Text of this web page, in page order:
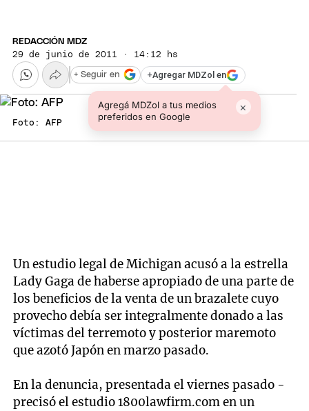
REDACCIÓN MDZ
29 de junio de 2011 · 14:12 hs
+Agregar MDZol en
Agregá MDZol a tus medios
preferidos en Google
×
+ Seguir en
Foto: AFP
Un estudio legal de Michigan acusó a la estrella
Lady Gaga de haberse apropiado de una parte de
los beneficios de la venta de un brazalete cuyo
provecho debía ser integralmente donado a las
víctimas del terremoto y posterior maremoto
que azotó Japón en marzo pasado.
En la denuncia, presentada el viernes pasado -
precisó el estudio 1800lawfirm.com en un